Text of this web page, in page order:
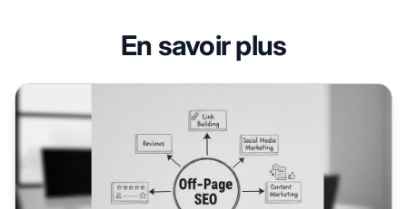
En savoir plus
Comment puis-je faire du SEO hors-page ?